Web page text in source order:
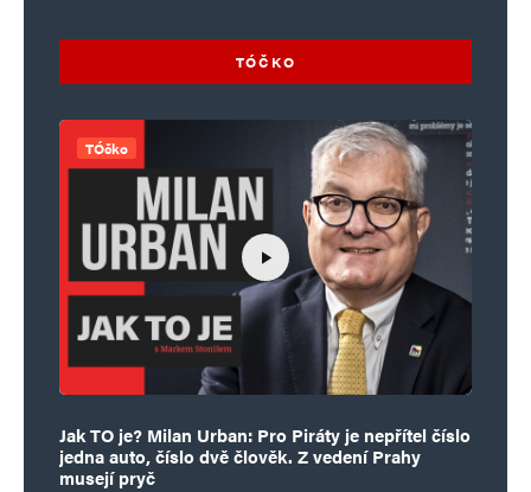
TÓČKO
TÓčko
Jak TO je? Milan Urban: Pro Piráty je nepřítel číslo
jedna auto, číslo dvě člověk. Z vedení Prahy
musejí pryč